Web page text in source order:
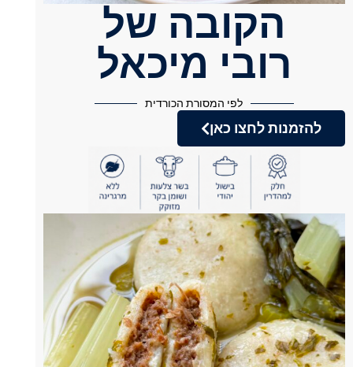
הקובה של
רובי מיכאל
לפי המסורת הכורדית
להזמנות לחצו כאן